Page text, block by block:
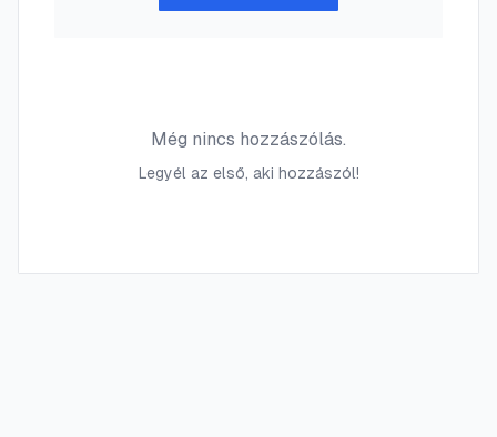
Még nincs hozzászólás.
Legyél az első, aki hozzászól!